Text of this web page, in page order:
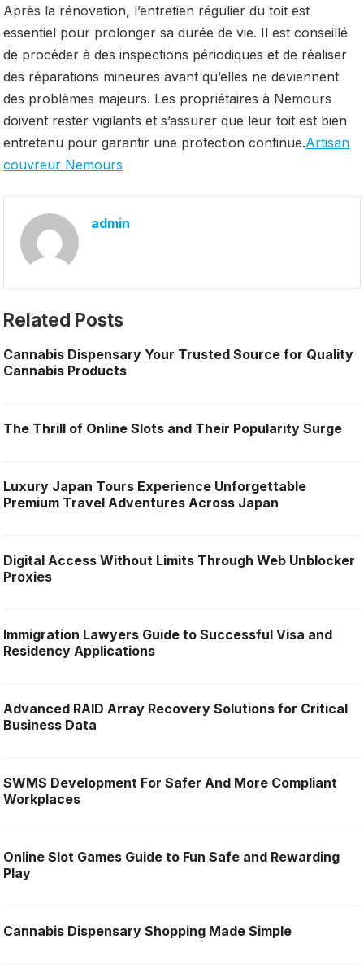
Après la rénovation, l’entretien régulier du toit est
essentiel pour prolonger sa durée de vie. Il est conseillé
de procéder à des inspections périodiques et de réaliser
des réparations mineures avant qu’elles ne deviennent
des problèmes majeurs. Les propriétaires à Nemours
doivent rester vigilants et s’assurer que leur toit est bien
entretenu pour garantir une protection continue.Artisan
couvreur Nemours
admin
Related Posts
Cannabis Dispensary Your Trusted Source for Quality
Cannabis Products
The Thrill of Online Slots and Their Popularity Surge
Luxury Japan Tours Experience Unforgettable
Premium Travel Adventures Across Japan
Digital Access Without Limits Through Web Unblocker
Proxies
Immigration Lawyers Guide to Successful Visa and
Residency Applications
Advanced RAID Array Recovery Solutions for Critical
Business Data
SWMS Development For Safer And More Compliant
Workplaces
Online Slot Games Guide to Fun Safe and Rewarding
Play
Cannabis Dispensary Shopping Made Simple